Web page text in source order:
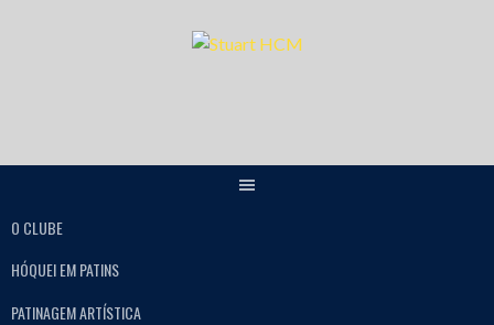
O CLUBE
HÓQUEI EM PATINS
PATINAGEM ARTÍSTICA